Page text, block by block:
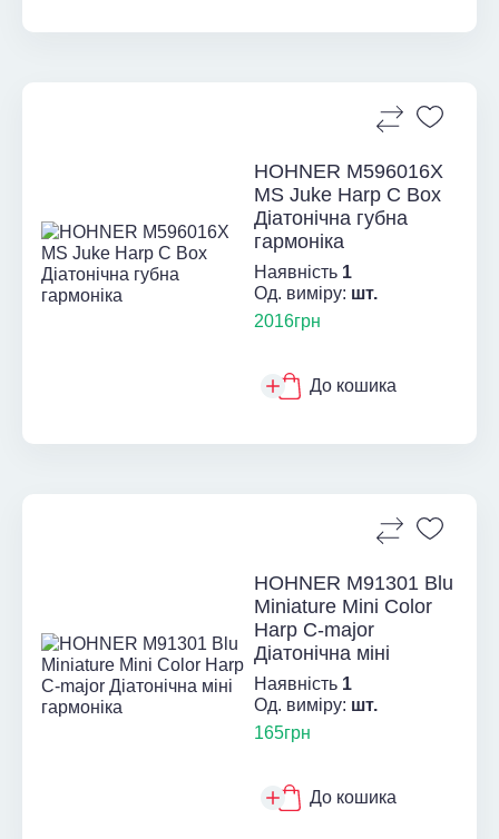
HOHNER M596016X
MS Juke Harp C Box
Діатонічна губна
гармоніка
Наявність 1
Од. виміру: шт.
2016грн
До кошика
HOHNER M91301 Blu
Miniature Mini Color
Harp C-major
Діатонічна міні
гармо...
Наявність 1
Од. виміру: шт.
165грн
До кошика